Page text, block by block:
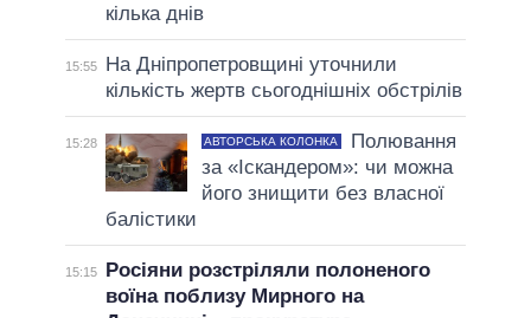
кілька днів
15:55
На Дніпропетровщині уточнили
кількість жертв сьогоднішніх обстрілів
15:28 АВТОРСЬКА КОЛОНКА
Полювання
за «Іскандером»: чи можна
його знищити без власної
балістики
15:15
Росіяни розстріляли полоненого
воїна поблизу Мирного на